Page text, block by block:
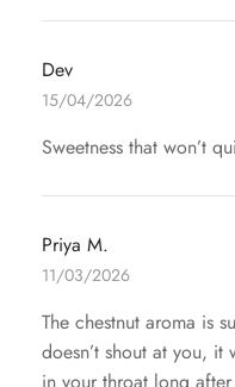
Dev
15/04/2026
Sweetness that won’t
Priya M.
11/03/2026
The chestnut aroma is
doesn’t shout at you, it